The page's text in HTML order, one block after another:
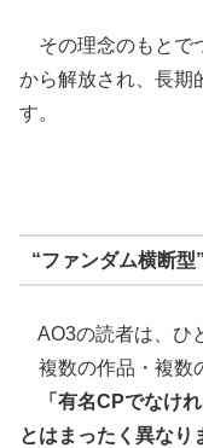
その理念のもとで
から解放され、長期
す。
“ファンダム横断型
AO3の読者は、ひ
複数の作品・複数
「有名CPでなけ
とはまったく異なり